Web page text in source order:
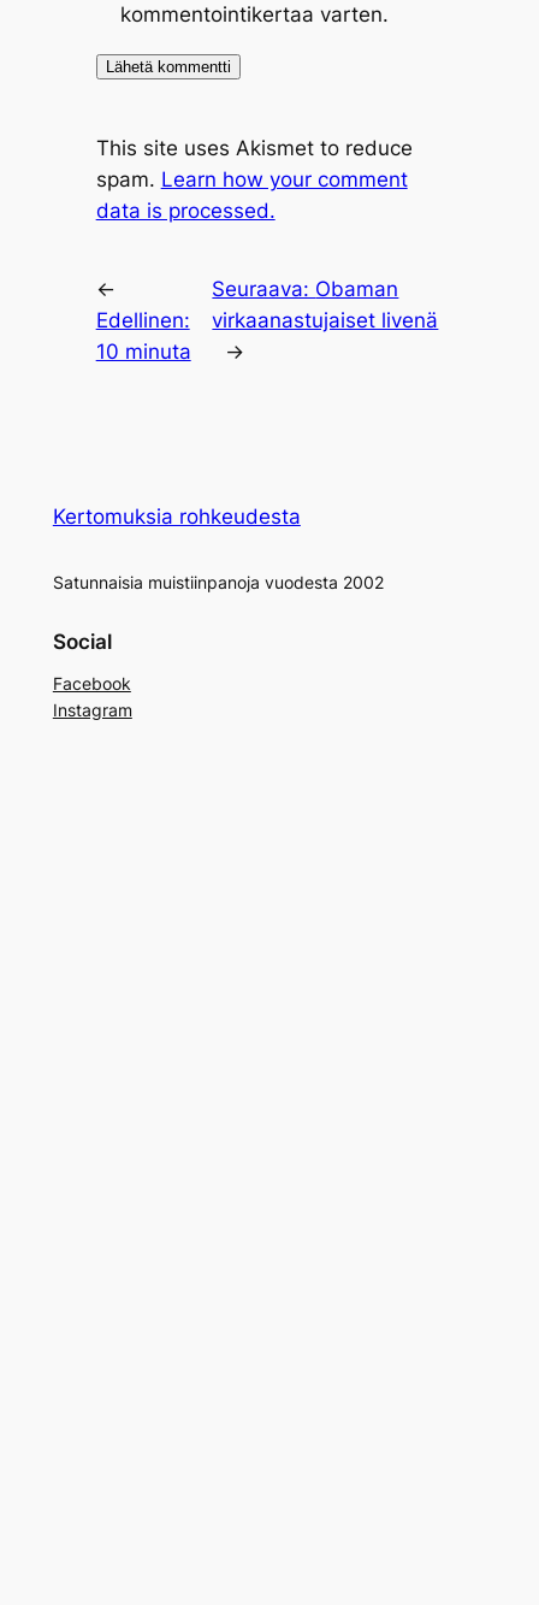
kommentointikertaa varten.
This site uses Akismet to reduce
spam. Learn how your comment
data is processed.
←
Edellinen:
10 minuta
Seuraava: Obaman
virkaanastujaiset livenä
→
Kertomuksia rohkeudesta
Satunnaisia muistiinpanoja vuodesta 2002
Social
Facebook
Instagram